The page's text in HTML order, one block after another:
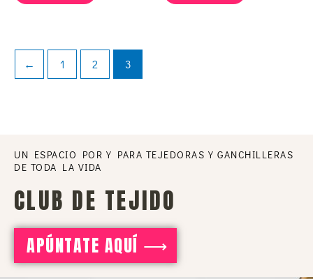
← 1 2 3
UN ESPACIO POR Y PARA TEJEDORAS Y GANCHILLERAS
DE TODA LA VIDA
CLUB DE TEJIDO
APÚNTATE AQUÍ ⟶